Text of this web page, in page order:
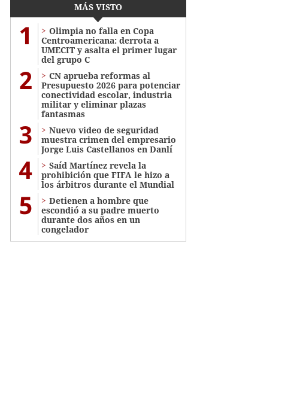
MÁS VISTO
1
Olimpia no falla en Copa
Centroamericana: derrota a
UMECIT y asalta el primer lugar
del grupo C
2
CN aprueba reformas al
Presupuesto 2026 para potenciar
conectividad escolar, industria
militar y eliminar plazas
fantasmas
3
Nuevo video de seguridad
muestra crimen del empresario
Jorge Luis Castellanos en Danlí
4
Saíd Martínez revela la
prohibición que FIFA le hizo a
los árbitros durante el Mundial
5
Detienen a hombre que
escondió a su padre muerto
durante dos años en un
congelador